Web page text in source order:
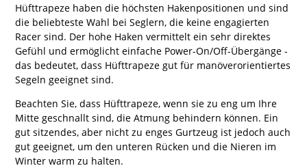
Hüfttrapeze haben die höchsten Hakenpositionen und sind
die beliebteste Wahl bei Seglern, die keine engagierten
Racer sind. Der hohe Haken vermittelt ein sehr direktes
Gefühl und ermöglicht einfache Power-On/Off-Übergänge -
das bedeutet, dass Hüfttrapeze gut für manöverorientiertes
Segeln geeignet sind.
Beachten Sie, dass Hüfttrapeze, wenn sie zu eng um Ihre
Mitte geschnallt sind, die Atmung behindern können. Ein
gut sitzendes, aber nicht zu enges Gurtzeug ist jedoch auch
gut geeignet, um den unteren Rücken und die Nieren im
Winter warm zu halten.